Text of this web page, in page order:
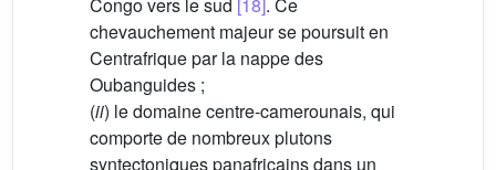
chevauchement majeur se poursuit en
Centrafrique par la nappe des
Oubanguides ;
(ii) le domaine centre-camerounais, qui
comporte de nombreux plutons
syntectoniques panafricains dans un